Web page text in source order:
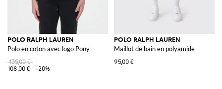
POLO RALPH LAUREN
Polo en coton avec logo Pony
135,00 €
108,00 €
-20%
POLO RALPH LAUREN
Maillot de bain en polyamide
95,00 €